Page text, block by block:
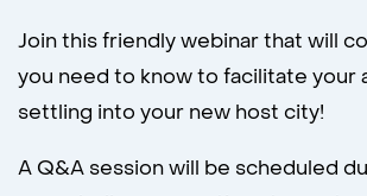
Join this friendly webinar that will
you need to know to facilitate your
settling into your new host city!
A Q&A session will be scheduled